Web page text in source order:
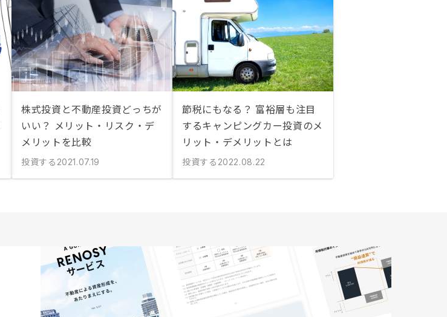
株式投資と不動産投資どっちが
いい？ メリット・リスク・デ
メリットを比較
投資する 2021.07.19
節税にもなる？ 富裕層も注目
するキャンピングカー投資のメ
リット・デメリットとは
投資する 2022.08.22